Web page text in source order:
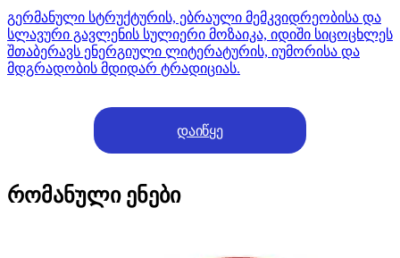
გერმანული სტრუქტურის, ებრაული მემკვიდრეობისა და
სლავური გავლენის სულიერი მოზაიკა, იდიში სიცოცხლეს
შთაბერავს ენერგიული ლიტერატურის, იუმორისა და
მდგრადობის მდიდარ ტრადიციას.
დაიწყე
რომანული ენები